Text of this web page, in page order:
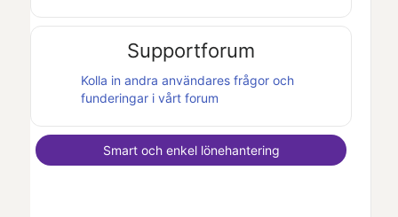
Supportforum
Kolla in andra användares frågor och
funderingar i vårt forum
Smart och enkel lönehantering